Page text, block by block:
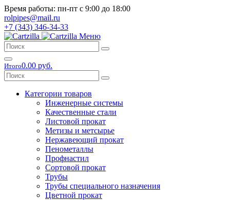
Время работы: пн-пт с 9:00 до 18:00
rolpipes@mail.ru
+7 (343) 346-34-33
Меню
Итого0.00 руб.
Категории товаров
Инженерные системы
Качественные стали
Листовой прокат
Метизы и метсырье
Нержавеющий прокат
Пенометаллы
Профнастил
Сортовой прокат
Трубы
Трубы специального назначения
Цветной прокат